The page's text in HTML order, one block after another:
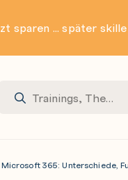
sparen ... später
365: Unterschiede,